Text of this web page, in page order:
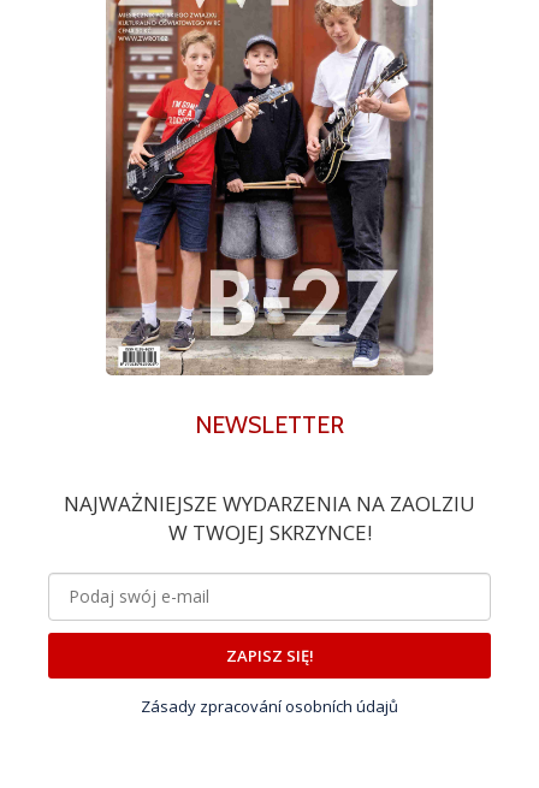
NEWSLETTER
NAJWAŻNIEJSZE WYDARZENIA NA ZAOLZIU
W TWOJEJ SKRZYNCE!
ZAPISZ SIĘ!
Zásady zpracování osobních údajů